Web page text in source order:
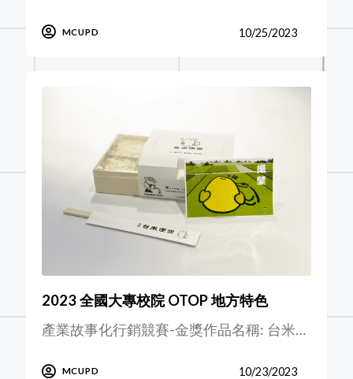
MCUPD 10/25/2023
2023 全國大專校院 OTOP 地方特色
產業故事化行銷競賽-金獎作品名稱: 台米…
MCUPD 10/23/2023